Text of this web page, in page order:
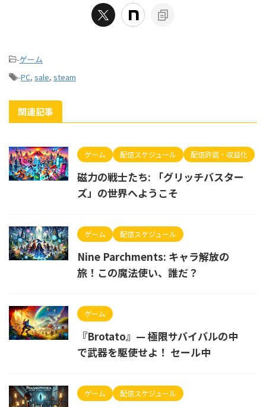
-ゲーム
-PC, sale, steam
関連記事
ゲーム 配信スケジュール 配信許諾・収益化
磁力の戦士たち: 「グリッチバスター
ズ」の世界へようこそ
ゲーム 配信スケジュール
Nine Parchments: キャラ解放の
旅！この魔法使い、誰だ？
ゲーム
『Brotato』— 極限サバイバルの中
で武器を駆使せよ！ セール中
ゲーム 配信スケジュール